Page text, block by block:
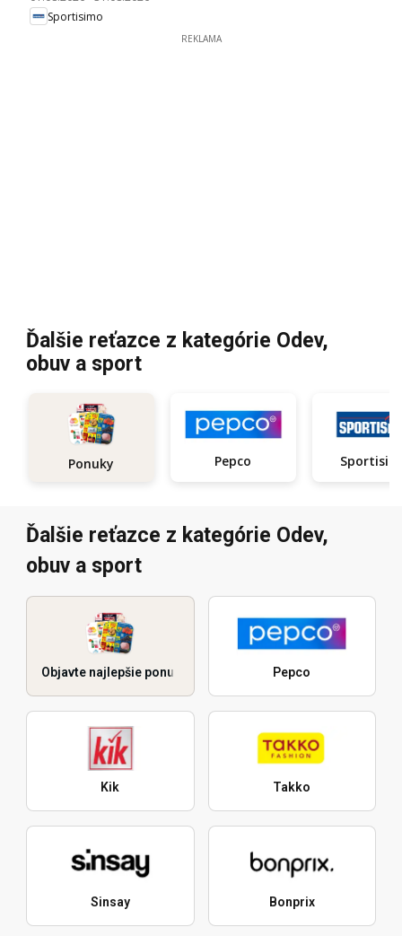
Sportisimo
REKLAMA
Ďalšie reťazce z kategórie Odev,
obuv a sport
Ponuky Pepco
Ďalšie reťazce z kategórie Odev,
obuv a sport
Objavte najlepšie ponuky Pepco
Kik Takko
Sinsay Bonprix